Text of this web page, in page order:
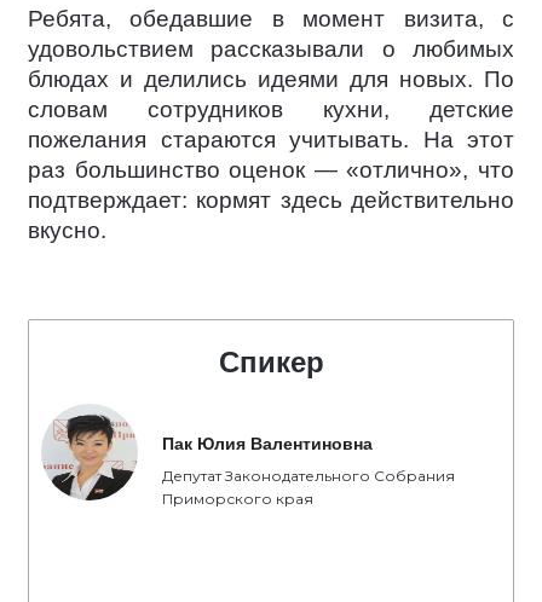
Ребята, обедавшие в момент визита, с
удовольствием рассказывали о любимых
блюдах и делились идеями для новых. По
словам сотрудников кухни, детские
пожелания стараются учитывать. На этот
раз большинство оценок — «отлично», что
подтверждает: кормят здесь действительно
вкусно.
Спикер
Пак Юлия Валентиновна
Депутат Законодательного Собрания
Приморского края